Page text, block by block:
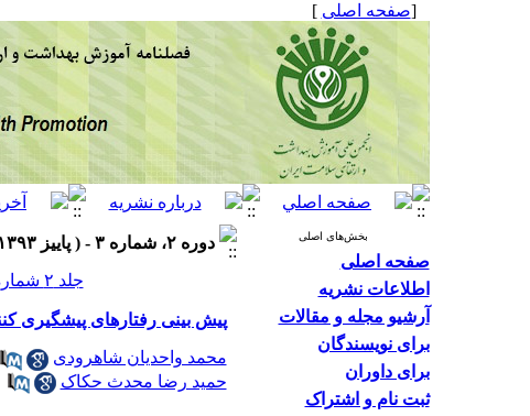
[صفحه اصلی ]
بخش‌های اصلی
صفحه اصلی
اطلاعات نشریه
آرشیو مجله و مقالات
برای نویسندگان
برای داوران
ثبت نام و اشتراک
دوره ۲، شماره ۳ - ( پاییز ۱۳۹۳ )
جلد ۲ شماره ۳ صفحات ۲۰۷-۱۹۹
پیش بینی رفتارهای پیشگیری
محمد واحدیان شاهرودی
حمید رضا محدث حکاک